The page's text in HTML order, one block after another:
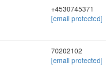
+4530745371
[email protected]
70202102
[email protected]